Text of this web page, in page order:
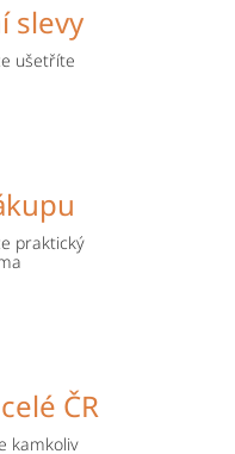
slevy
ušetříte
praktický
ČR
kamkoliv